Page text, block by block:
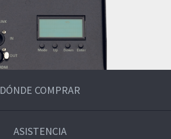
DÓNDE COMPRAR
ASISTENCIA